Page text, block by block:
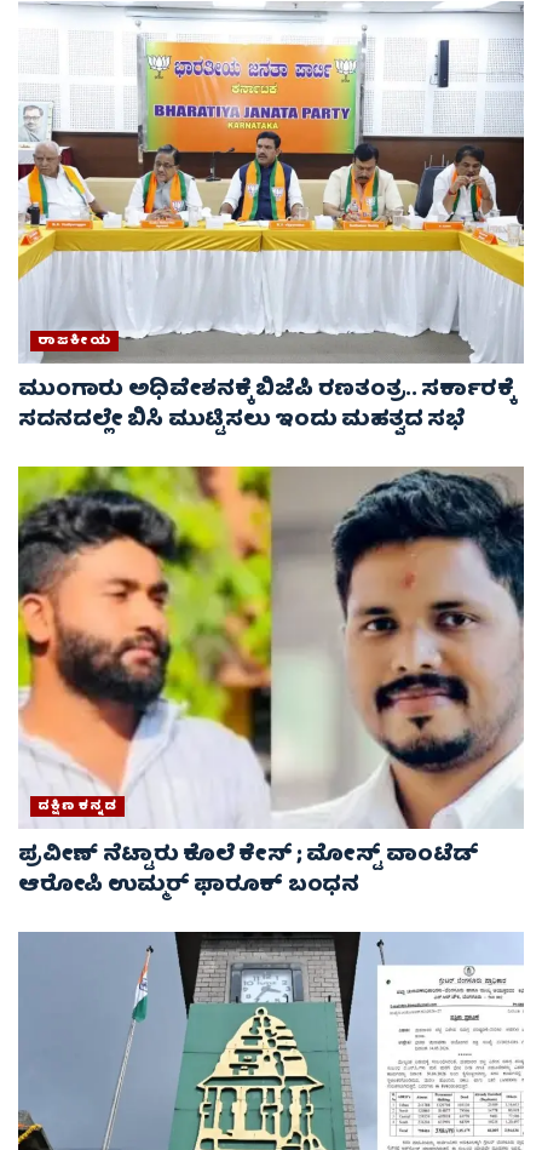
ರಾಜಕೀಯ
ಮುಂಗಾರು ಅಧಿವೇಶನಕ್ಕೆ ಬಿಜೆಪಿ ರಣತಂತ್ರ.. ಸರ್ಕಾರಕ್ಕೆ
ಸದನದಲ್ಲೇ ಬಿಸಿ ಮುಟ್ಟಿಸಲು ಇಂದು ಮಹತ್ವದ ಸಭೆ
ದಕ್ಷಿಣ ಕನ್ನಡ
ಪ್ರವೀಣ್ ನೆಟ್ಟಾರು ಕೊಲೆ ಕೇಸ್ ​; ಮೋಸ್ಟ್ ವಾಂಟೆಡ್‌
ಆರೋಪಿ ಉಮ್ಮರ್ ಫಾರೂಕ್ ಬಂಧನ